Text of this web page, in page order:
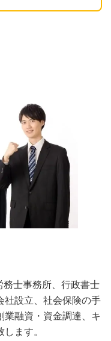
務士事務所、行政書士
社設立、社会保険の手
業融資・資金調達、キ
ます。